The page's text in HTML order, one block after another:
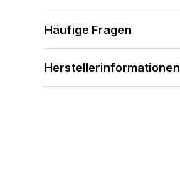
Häufige Fragen
Herstellerinformationen